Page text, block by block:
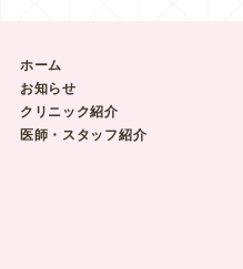
ホーム
お知らせ
クリニック紹介
医師・スタッフ紹介